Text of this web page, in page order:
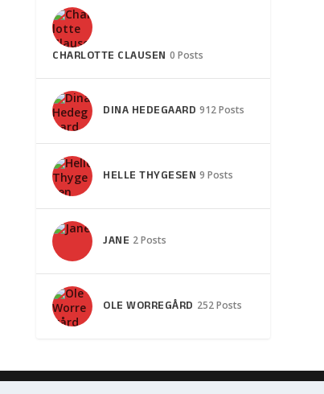
CHARLOTTE CLAUSEN 0 Posts
DINA HEDEGAARD 912 Posts
HELLE THYGESEN 9 Posts
JANE 2 Posts
OLE WORREGÅRD 252 Posts